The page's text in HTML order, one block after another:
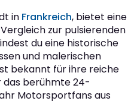
in Frankreich, bietet eine
zur pulsierenden
du eine historische
und malerischen
bekannt für ihre reiche
das berühmte 24-
Motorsportfans aus